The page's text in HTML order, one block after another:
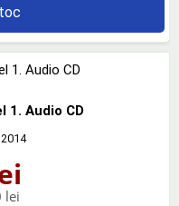
1. Audio CD
lei